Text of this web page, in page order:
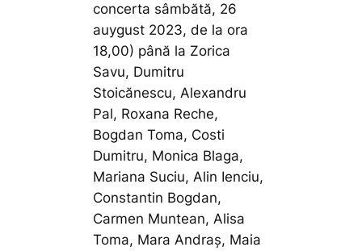
concerta sâmbătă, 26
auygust 2023, de la ora
18,00) până la Zorica
Savu, Dumitru
Stoicănescu, Alexandru
Pal, Roxana Reche,
Bogdan Toma, Costi
Dumitru, Monica Blaga,
Mariana Suciu, Alin Ienciu,
Constantin Bogdan,
Carmen Muntean, Alisa
Toma, Mara Andraș, Maia